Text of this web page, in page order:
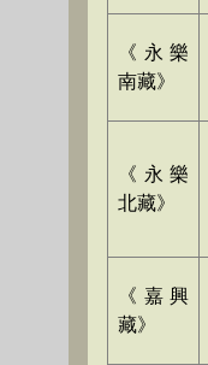
《永樂
南藏》
《永樂
北藏》
《嘉興
藏》